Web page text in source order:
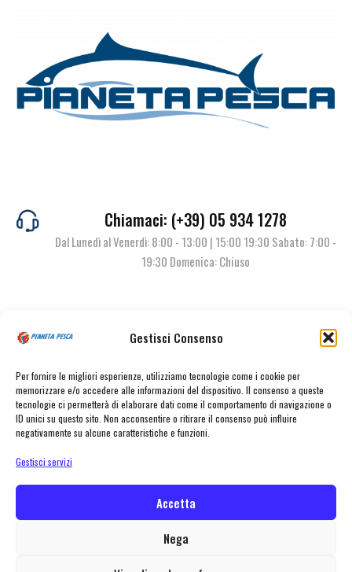
Gestisci Consenso
Per fornire le migliori esperienze, utilizziamo tecnologie come i cookie per
memorizzare e/o accedere alle informazioni del dispositivo. Il consenso a queste
tecnologie ci permetterà di elaborare dati come il comportamento di navigazione o
ID unici su questo sito. Non acconsentire o ritirare il consenso può influire
negativamente su alcune caratteristiche e funzioni.
Gestisci servizi
Accetta
Nega
Chiamaci: (+39) 05 934 1278
Dal Lunedì al Venerdì: 8:00 - 13:00 | 15:00 19:30 Sabato: 7:00 -
19:30 Domenica: Chiuso
02141860367 | Tel. 059 341278 | info@pianetapesca.it